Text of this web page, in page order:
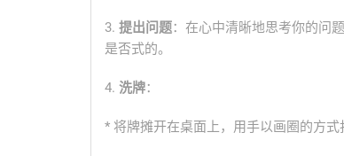
3. 提出问题：在心中清晰地思考你的问
是否式的。
4. 洗牌：
* 将牌摊开在桌面上，用手以画圈的方式